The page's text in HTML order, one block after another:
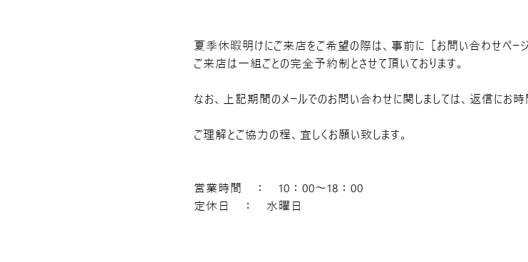
夏季休暇明けにご来店をご希望の際は、事前に［お問い合わせペー
ご来店は一組ごとの完全予約制とさせて頂いております。
なお、上記期間のメールでのお問い合わせに関しましては、返信にお時
ご理解とご協力の程、宜しくお願い致します。
営業時間 ： 10：00～18：00
定休日 ： 水曜日